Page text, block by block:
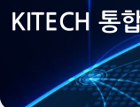
KITECH 통